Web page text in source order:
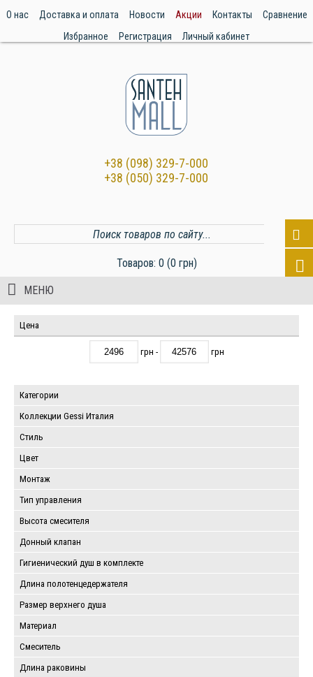
О нас Доставка и оплата Новости Акции Контакты
Сравнение
Избранное
Регистрация Личный кабинет
+38 (098) 329-7-000
+38 (050) 329-7-000
Товаров: 0 (0 грн)
МЕНЮ
Цена
грн - грн
Категории
Коллекции Gessi Италия
Стиль
Цвет
Монтаж
Тип управления
Высота смесителя
Донный клапан
Гигиенический душ в комплекте
Длина полотенцедержателя
Размер верхнего душа
Материал
Смеситель
Длина раковины